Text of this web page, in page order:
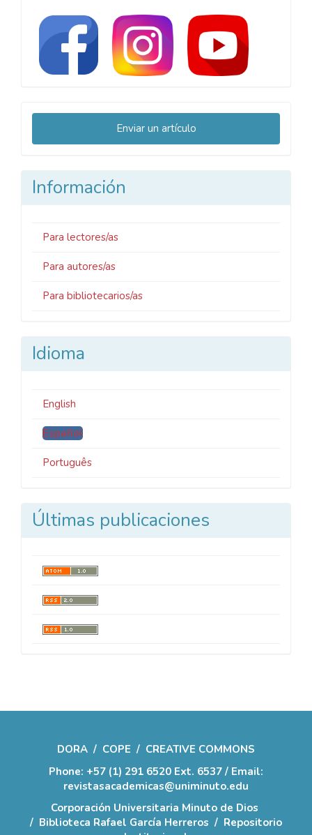
Enviar
un
Enviar un artículo
Información
Para lectores/as
Para autores/as
Para bibliotecarios/as
Idioma
English
Español
Português
Últimas publicaciones
DORA / COPE / CREATIVE COMMONS
Phone: +57 (1) 291 6520 Ext. 6537 / Email:
revistasacademicas@uniminuto.edu
Corporación Universitaria Minuto de Dios
/ Biblioteca Rafael García Herreros / Repositorio